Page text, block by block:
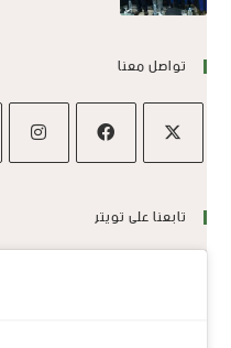
تواصل معنا
تابعنا على تويتر